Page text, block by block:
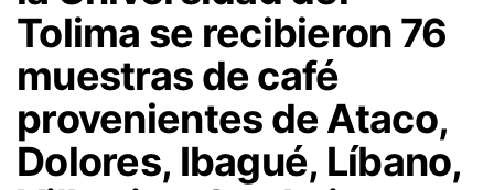
Tolima se recibieron 76
muestras de café
provenientes de Ataco,
Dolores, Ibagué, Líbano,